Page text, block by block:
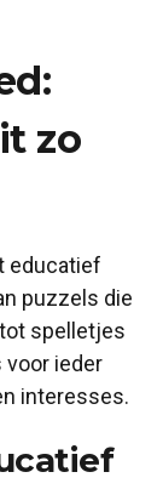
zo
educatief
puzzels die
spelletjes
voor ieder
interesses.